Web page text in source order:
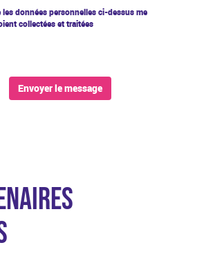
les données personnelles ci-dessus me
collectées et traitées
Envoyer le message